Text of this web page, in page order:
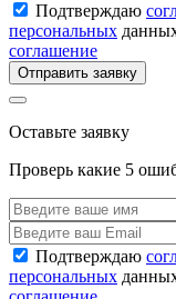
Подтверждаю
персональных
соглашение
Отправить заявку
Оставьте заявку
Проверь какие 5
Подтверждаю
персональных